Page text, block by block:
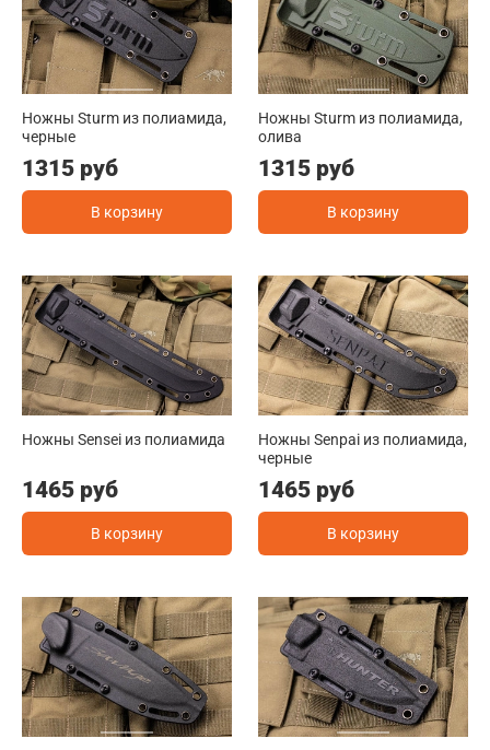
Ножны Sturm из полиамида,
черные
1315 руб
В корзину
Ножны Sturm из полиамида,
олива
1315 руб
В корзину
Ножны Sensei из полиамида
1465 руб
В корзину
Ножны Senpai из полиамида,
черные
1465 руб
В корзину